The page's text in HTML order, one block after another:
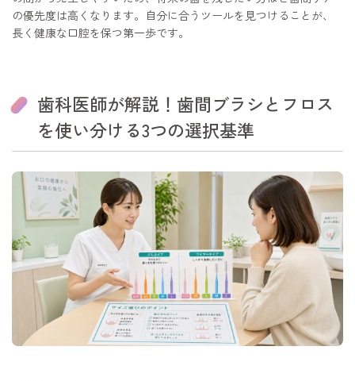
の優先度は高くなります。自分に合うツールを見つけることが、
長く健康な口腔を保つ第一歩です。
歯科医師が解説！歯間ブラシとフロス
を使い分ける3つの選択基準